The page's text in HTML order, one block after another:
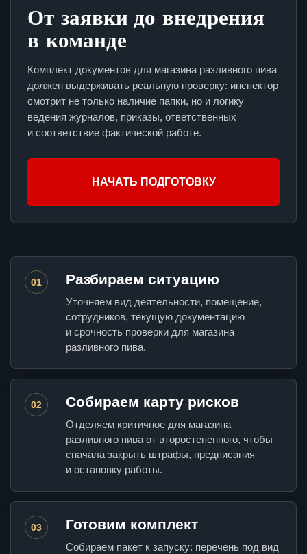
От заявки до внедрения
в команде
Комплект документов для магазина разливного пива
должен выдерживать реальную проверку: инспектор
смотрит не только наличие папки, но и логику
ведения журналов, приказы, ответственных
и соответствие фактической работе.
НАЧАТЬ ПОДГОТОВКУ
01 Разбираем ситуацию
Уточняем вид деятельности, помещение,
сотрудников, текущую документацию
и срочность проверки для магазина
разливного пива.
02 Собираем карту рисков
Отделяем критичное для магазина
разливного пива от второстепенного, чтобы
сначала закрыть штрафы, предписания
и остановку работы.
03 Готовим комплект
Собираем пакет к запуску: перечень под вид